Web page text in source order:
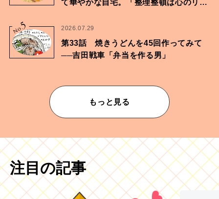
て華やかな自宅。「整理整頓は心のリズ
No.
5 2026.07.29
第33話 焼きうどんを45回作ってみて
──吉田戦車「弁当を作る男」
もっと見る
注目の記事